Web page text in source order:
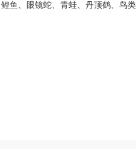
鱼、眼镜蛇、青蛙、丹顶鹤、鸟